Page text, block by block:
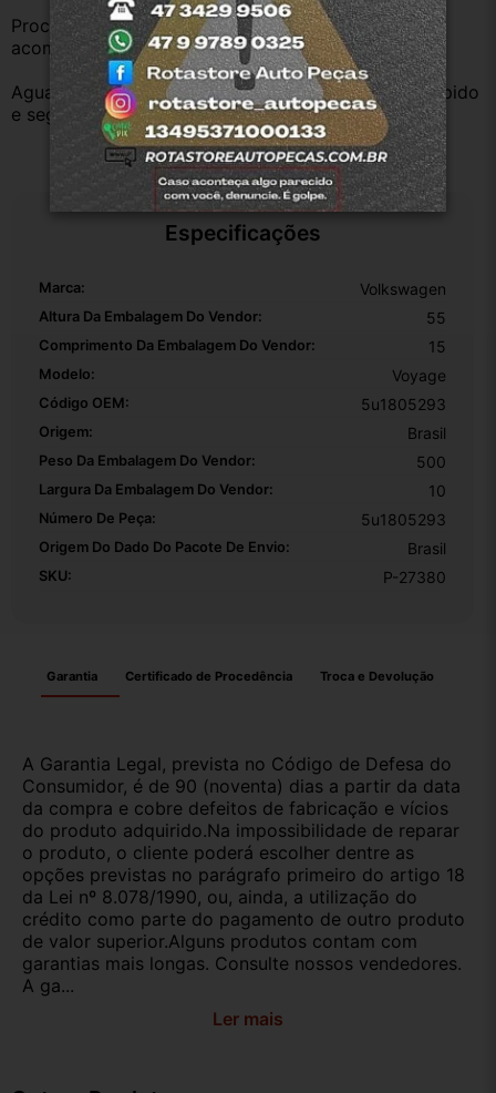
Procedência Garantida:  Todos nossos produtos
acompanham Nota Fiscal Eletrônica NF-e.
Aguardamos sua pergunta ou sua compra! Envio rápido
e seguro.
Especificações
Marca: Volkswagen
Altura Da Embalagem Do Vendor: 55
Comprimento Da Embalagem Do Vendor: 15
Modelo: Voyage
Código OEM: 5u1805293
Origem: Brasil
Peso Da Embalagem Do Vendor: 500
Largura Da Embalagem Do Vendor: 10
Número De Peça: 5u1805293
Origem Do Dado Do Pacote De Envio: Brasil
SKU: P-27380
Garantia Certificado de Procedência Troca e Devolução
A Garantia Legal, prevista no Código de Defesa do
Consumidor, é de 90 (noventa) dias a partir da data
da compra e cobre defeitos de fabricação e vícios
do produto adquirido.Na impossibilidade de reparar
o produto, o cliente poderá escolher dentre as
opções previstas no parágrafo primeiro do artigo 18
da Lei nº 8.078/1990, ou, ainda, a utilização do
crédito como parte do pagamento de outro produto
de valor superior.Alguns produtos contam com
garantias mais longas. Consulte nossos vendedores.
A ga...
Ler mais